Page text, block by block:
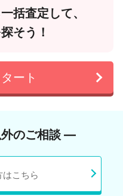
括査定して、
そう！
ート
のご相談 ―
こちら